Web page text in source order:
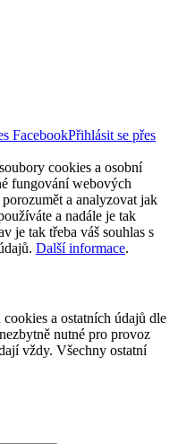
FacebookPřihlásit se přes
cookies a osobní
fungování webových
a analyzovat jak
a nadále je tak
je tak třeba váš souhlas s
Další informace.
a ostatních údajů dle
nutné pro provoz
vždy. Všechny ostatní